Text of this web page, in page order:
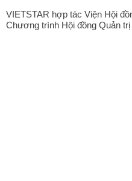
VIETSTAR hợp tác Viện Hội
Chương trình Hội đồng Quản